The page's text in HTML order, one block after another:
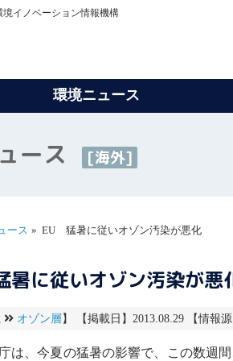
境イノベーション情報機構
環境ニュース
ース [海外]
ース EU 猛暑に従いオゾン汚染が悪化
に従いオゾン汚染が悪
オゾン層】 【掲載日】2013.08.29 【情報
は、今夏の猛暑の影響で、この数週